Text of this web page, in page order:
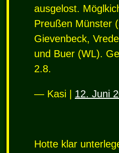
ausgelost.
Preußen Münster
Gievenbeck,
und Buer (WL).
2.8.
— Kasi | 12. Juni
Hotte klar